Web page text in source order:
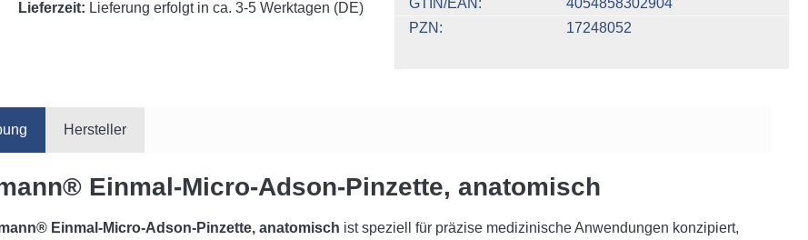
Lieferzeit: Lieferung erfolgt in ca. 3-5 Werktagen (DE)
PZN
17248052
Hersteller
Einmal-Micro-Adson-Pinzette, anatomisch
Einmal-Micro-Adson-Pinzette, anatomisch ist speziell für präzise medizinische Anwendungen konzipiert,